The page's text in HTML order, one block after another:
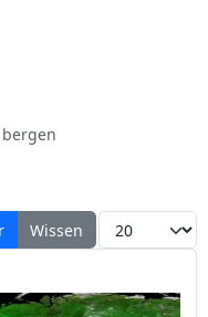
bergen
Wissen Toon #